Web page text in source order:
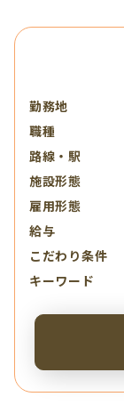
勤務地
職種
路線・駅
施設形態
雇用形態
給与
こだわり条件
キーワード